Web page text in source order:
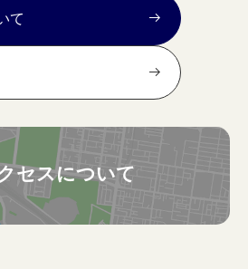
て
セスについて